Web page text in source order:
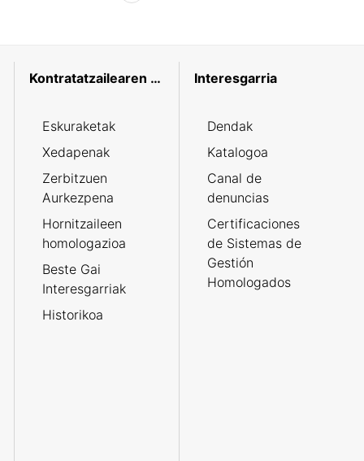
Kontratatzailearen profila
Eskuraketak
Xedapenak
Zerbitzuen
Aurkezpena
Hornitzaileen
homologazioa
Beste Gai
Interesgarriak
Historikoa
Interesgarria
Dendak
Katalogoa
Canal de
denuncias
Certificaciones
de Sistemas de
Gestión
Homologados